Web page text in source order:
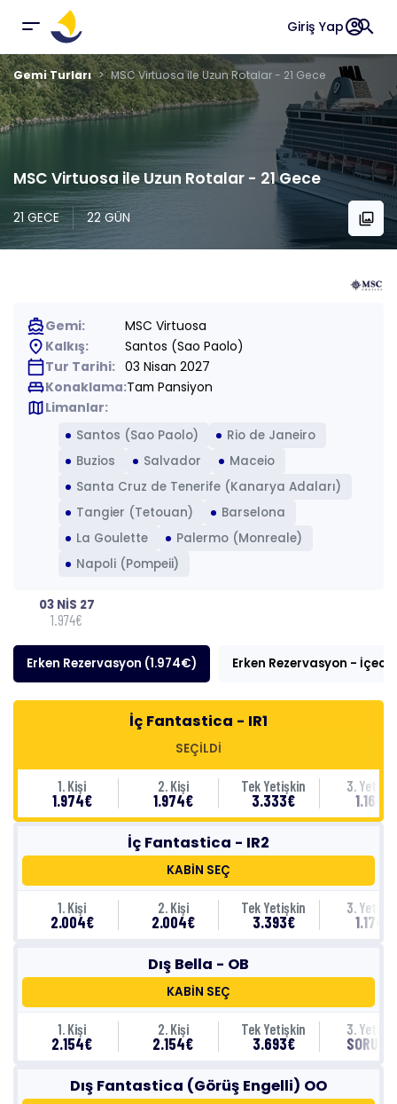
Giriş Yapaccount_circlesearch
Gemi Turları MSC Virtuosa ile Uzun Rotalar - 21 Gece
MSC Virtuosa ile Uzun Rotalar - 21 Gece
21 GECE 22 GÜN collections
directions_boatGemi: MSC Virtuosa
place Kalkış: Santos (Sao Paolo)
calendar_todayTur Tarihi: 03 Nisan 2027
king_bedKonaklama:Tam Pansiyon
map Limanlar:
Santos (Sao Paolo)
Rio de Janeiro
Buzios
Salvador
Maceio
Santa Cruz de Tenerife (Kanarya Adaları)
Tangier (Tetouan)
Barselona
La Goulette
Palermo (Monreale)
Napoli (Pompeii)
03 NİS 27
1.974€
Erken Rezervasyon (1.974€) Erken Rezervasyon -
İç Fantastica - IR1
SEÇİLDİ
1. Kişi
1.974€
2. Kişi
1.974€
Tek Yetişkin
3.333€
3.
1.164€
İç Fantastica - IR2
KABİN SEÇ
1. Kişi
2.004€
2. Kişi
2.004€
Tek Yetişkin
3.393€
3.
1.174€
Dış Bella - OB
KABİN SEÇ
1. Kişi
2.154€
2. Kişi
2.154€
Tek Yetişkin
3.693€
3.
Dış Fantastica (Görüş Engelli) OO